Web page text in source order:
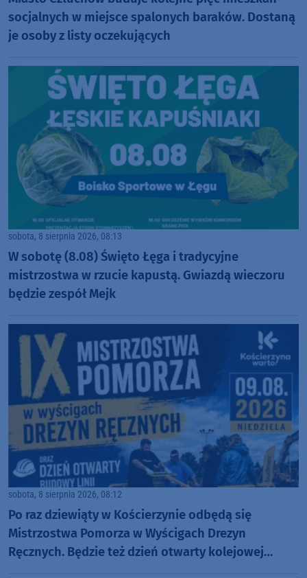
socjalnych w miejsce spalonych baraków. Dostaną
je osoby z listy oczekujących
sobota, 8 sierpnia 2026, 08:13
W sobotę (8.08) Święto Łęga i tradycyjne
mistrzostwa w rzucie kapustą. Gwiazdą wieczoru
będzie zespół Mejk
sobota, 8 sierpnia 2026, 08:12
Po raz dziewiąty w Kościerzynie odbędą się
Mistrzostwa Pomorza w Wyścigach Drezyn
Ręcznych. Będzie też dzień otwarty kolejowej